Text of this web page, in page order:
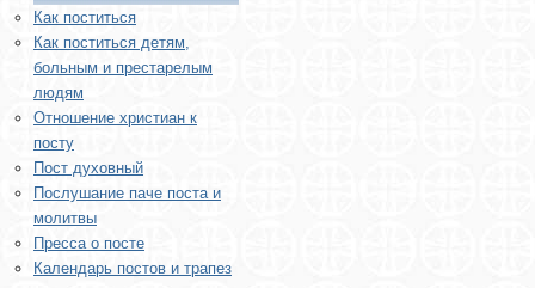
Как поститься
Как поститься детям,
больным и престарелым
людям
Отношение христиан к
посту
Пост духовный
Послушание паче поста и
молитвы
Пресса о посте
Календарь постов и трапез